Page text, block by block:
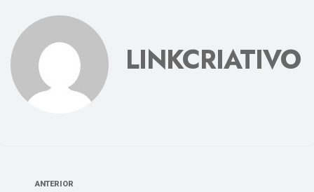
LINKCRIATIVO
ANTERIOR